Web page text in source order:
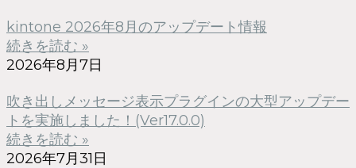
kintone 2026年8月のアップデート情報
続きを読む »
2026年8月7日
吹き出しメッセージ表示プラグインの大型アップデー
トを実施しました！(Ver17.0.0)
続きを読む »
2026年7月31日